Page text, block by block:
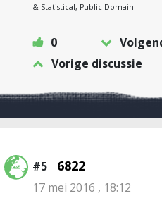
& Statistical, Public Domain.
0
Vorige discussie
#5 6822
17 mei 2016 , 18:12